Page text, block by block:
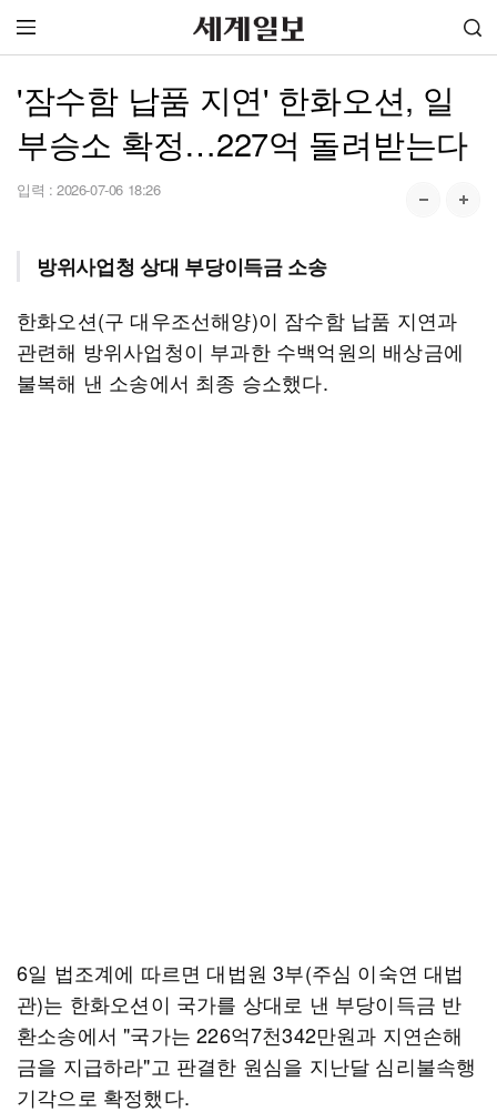
'잠수함 납품 지연' 한화오션, 일
부승소 확정…227억 돌려받는다
입력 : 2026-07-06 18:26
방위사업청 상대 부당이득금 소송
한화오션(구 대우조선해양)이 잠수함 납품 지연과
관련해 방위사업청이 부과한 수백억원의 배상금에
불복해 낸 소송에서 최종 승소했다.
6일 법조계에 따르면 대법원 3부(주심 이숙연 대법
관)는 한화오션이 국가를 상대로 낸 부당이득금 반
환소송에서 "국가는 226억7천342만원과 지연손해
금을 지급하라"고 판결한 원심을 지난달 심리불속행
기각으로 확정했다.